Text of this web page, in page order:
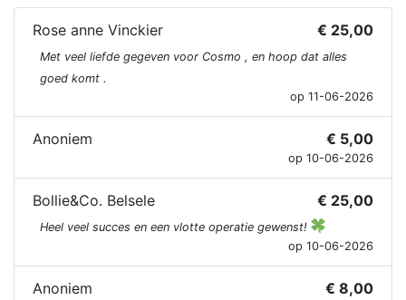
Rose anne Vinckier € 25,00
Met veel liefde gegeven voor Cosmo , en hoop dat alles
goed komt .
op 11-06-2026
Anoniem € 5,00
op 10-06-2026
Bollie&Co. Belsele € 25,00
Heel veel succes en een vlotte operatie gewenst!
op 10-06-2026
Anoniem € 8,00